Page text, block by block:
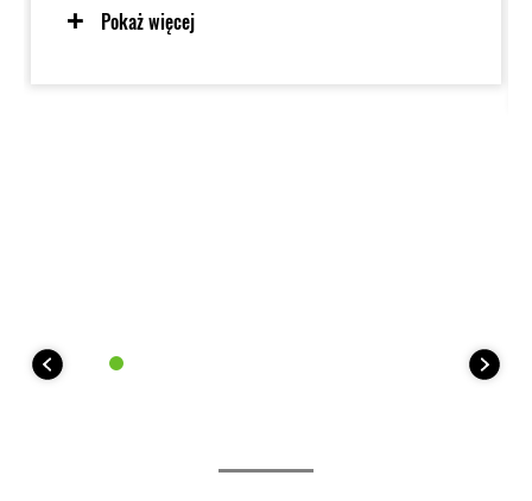
przodu z prędkością pieszego. Zamknięcie
przepustnicy za punktem "zero" powoduje cofanie.
Pokaż więcej